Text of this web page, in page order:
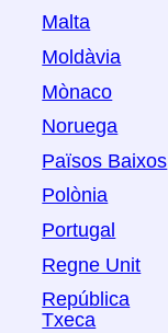
Malta
Moldàvia
Mònaco
Noruega
Països Baixos
Polònia
Portugal
Regne Unit
República
Txeca